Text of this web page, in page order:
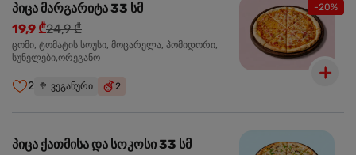
-20%
პიცა მარგარიტა 33 სმ
19,9 ₾24,9 ₾
ცომი, ტომატის სოუსი, მოცარელა, პომიდორი,
სუნელები,ორეგანო
2 🥦 ვეგანური 2
პიცა ქათმისა და სოკოსი 33 სმ